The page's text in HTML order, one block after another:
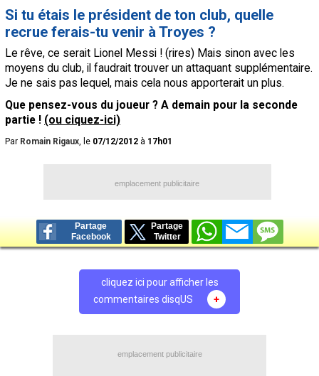
Si tu étais le président de ton club, quelle
recrue ferais-tu venir à Troyes ?
Le rêve, ce serait Lionel Messi ! (rires) Mais sinon avec les
moyens du club, il faudrait trouver un attaquant supplémentaire.
Je ne sais pas lequel, mais cela nous apporterait un plus.
Que pensez-vous du joueur ? A demain pour la seconde
partie ! (ou ciquez-ici)
Par Romain Rigaux, le 07/12/2012 à 17h01
emplacement publicitaire
Partage
Facebook
Partage
Twitter
cliquez ici pour afficher les
commentaires disqUS
+
emplacement publicitaire